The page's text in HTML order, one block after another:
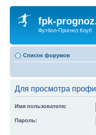
fpk-
Футбол-Прогноз Клуб
Список форумов
Для просмотра
Имя пользователя:
Пароль: